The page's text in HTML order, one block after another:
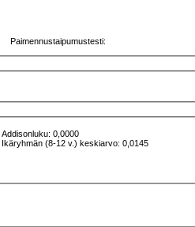
Paimennustaipumustesti:
Addisonluku: 0,0000
Ikäryhmän (8-12 v.) keskiarvo: 0,0145